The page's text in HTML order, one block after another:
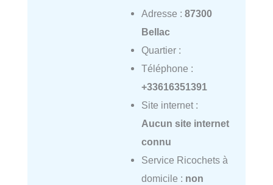
Adresse : 87300
Bellac
Quartier :
Téléphone :
+33616351391
Site internet :
Aucun site internet
connu
Service Ricochets à
domicile : non